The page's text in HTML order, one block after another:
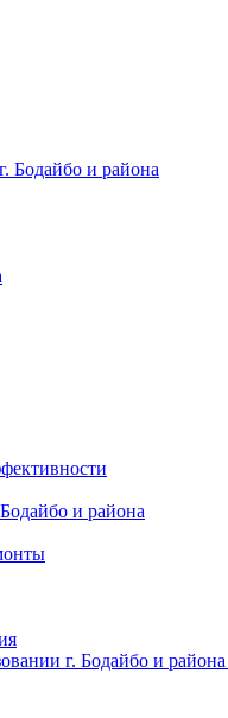
Бодайбо и района
и района
г. Бодайбо и